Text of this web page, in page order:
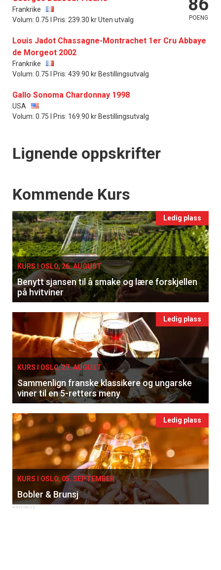
Frankrike
Volum: 0.75 l Pris: 239.30 kr Uten utvalg
86
POENG
Louis Jadot Chassagne-Montrachet 1er Cru Abbaye
de Morgeot 2002
Frankrike
Volum: 0.75 l Pris: 439.90 kr Bestillingsutvalg
Gallo Sonoma Chardonnay 1998
USA
Volum: 0.75 l Pris: 169.90 kr Bestillingsutvalg
Lignende oppskrifter
Events
Kommende Kurs
Ledig plass
KURS I OSLO, 26. AUGUST
Benytt sjansen til å smake og lære forskjellen
på hvitviner
Ledig plass
KURS I OSLO, 27. AUGUST
Sammenlign franske klassikere og ungarske
viner til en 5-retters meny
Ledig plass
KURS I OSLO, 05. SEPTEMBER
Bobler & Brunsj